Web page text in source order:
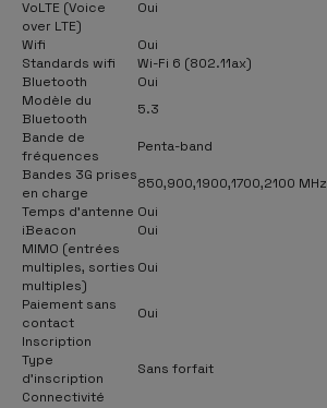
VoLTE (Voice
over LTE)
Oui
Wifi
Oui
Standards wifi
Wi-Fi 6 (802.11ax)
Bluetooth
Oui
Modèle du
Bluetooth
5.3
Bande de
fréquences
Penta-band
Bandes 3G prises
en charge
850,900,1900,1700,2100 MHz
Temps d'antenne Oui
iBeacon
Oui
MIMO (entrées
multiples, sorties
multiples)
Oui
Paiement sans
contact
Oui
Inscription
Type
d'inscription
Sans forfait
Connectivité